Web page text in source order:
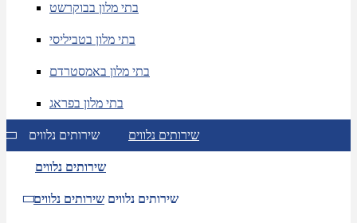
בתי מלון בבוקרשט
בתי מלון בטביליסי
בתי מלון באמסטרדם
בתי מלון בפראג
שירותים נלווים שירותים נלווים
שירותים נלווים
שירותים נלווים שירותים נלווים